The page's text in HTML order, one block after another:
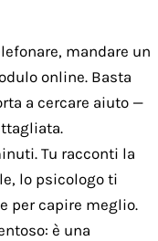
mandare un
online. Basta
a cercare aiuto —
Tu racconti la
lo psicologo ti
per capire meglio.
è una